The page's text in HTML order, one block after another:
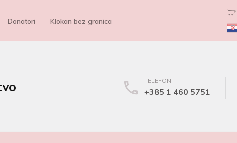
Donatori Klokan bez granica
TELEFON
+385 1 460 5751